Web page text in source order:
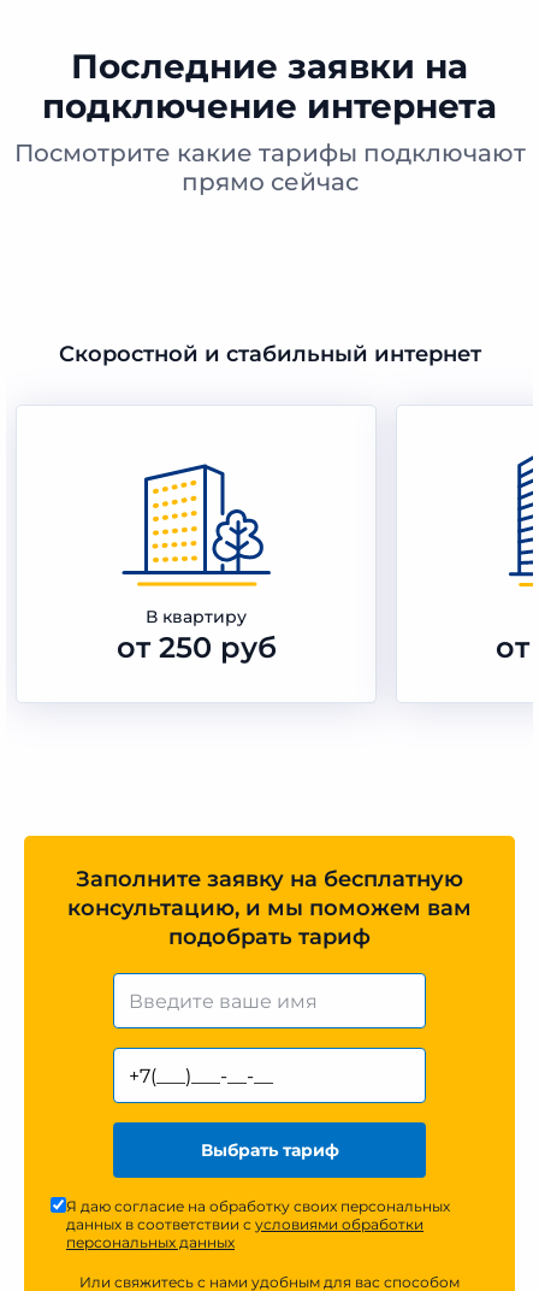
Последние заявки на
подключение интернета
Посмотрите какие тарифы подключают
прямо сейчас
Скоростной и стабильный интернет
В квартиру
от 250 руб
Заполните заявку на бесплатную
консультацию, и мы поможем вам
подобрать тариф
Выбрать тариф
Я даю согласие на обработку своих персональных
данных в соответствии с условиями обработки
персональных данных
Или свяжитесь с нами удобным для вас способом